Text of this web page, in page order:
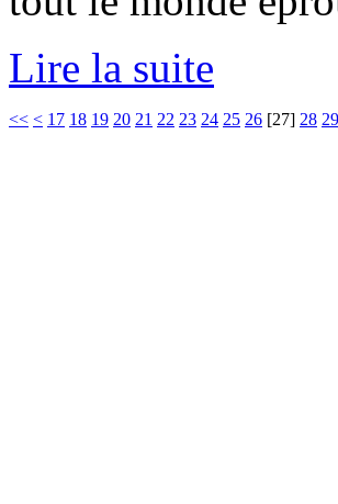
Lire la suite
<< < 17 18 19 20 21 22 23 24 25 26 [27] 28 29